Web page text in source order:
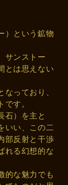
）という鉱物
サンストー
とは思えない
っており、
す。
石）を主と
いい、この二
部反射と干渉
れる幻想的な
的な魅力でも